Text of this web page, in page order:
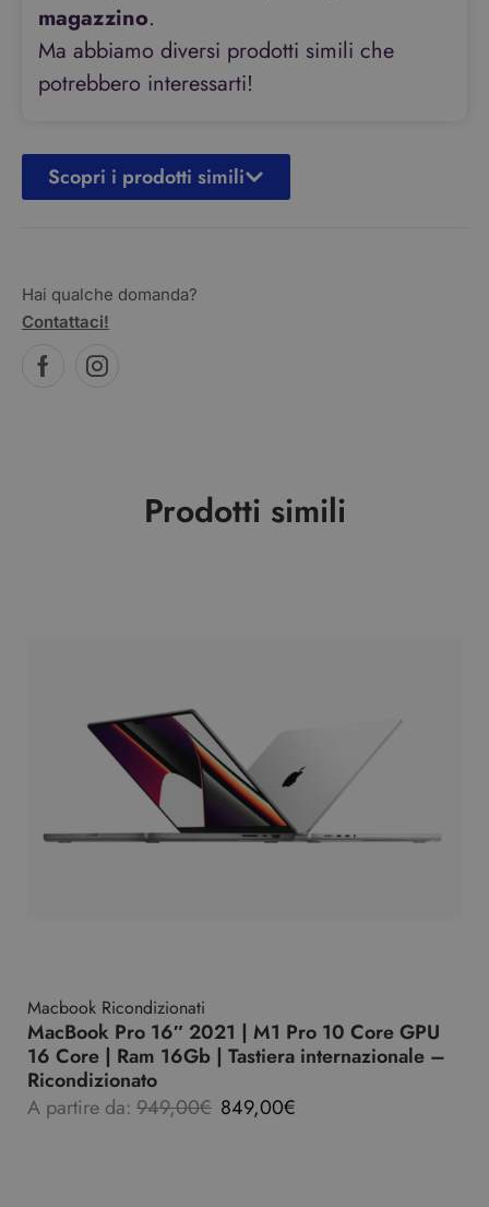
magazzino.
Ma abbiamo diversi prodotti simili che
potrebbero interessarti!
Scopri i prodotti simili
Hai qualche domanda?
Contattaci!
Prodotti simili
Macbook Ricondizionati
MacBook Pro 16″ 2021 | M1 Pro 10 Core GPU
16 Core | Ram 16Gb | Tastiera internazionale –
Ricondizionato
A partire da: 949,00€ 849,00€